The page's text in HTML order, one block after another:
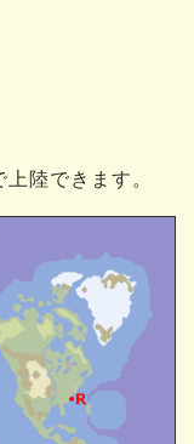
陸できます。